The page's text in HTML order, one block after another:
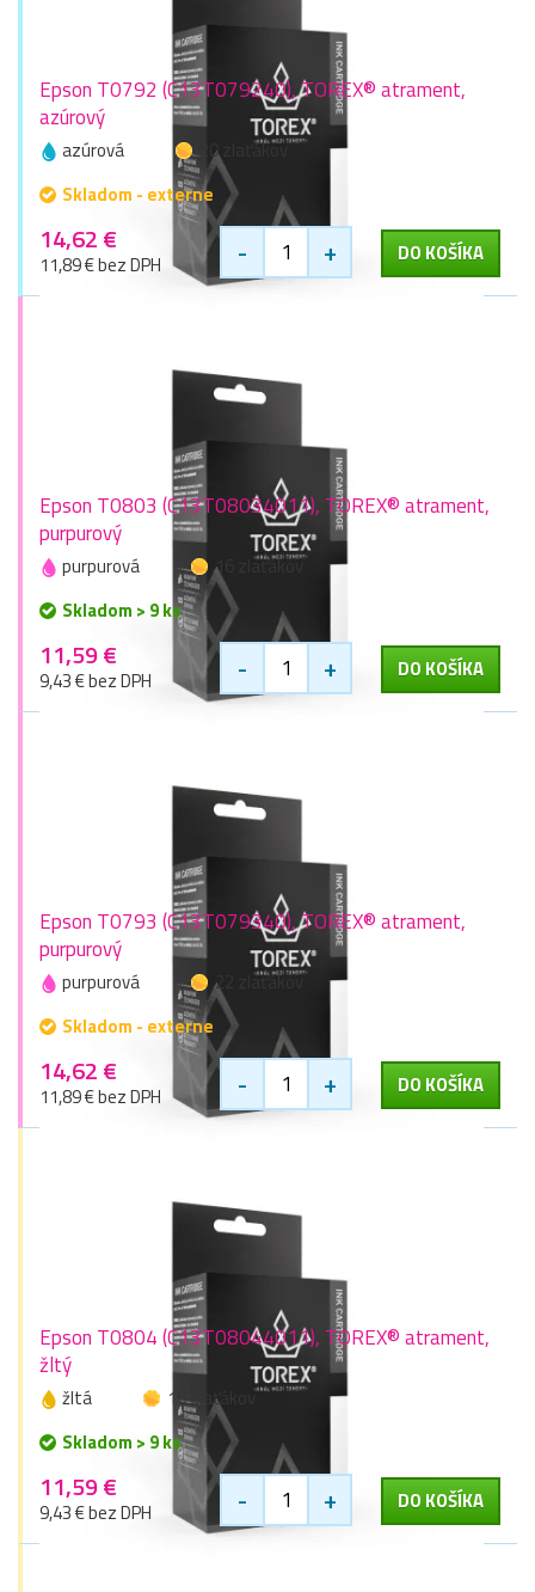
Epson T0792 (C13T079240), TOREX® atrament,
azúrový
azúrová
20 zlaťákov
Skladom - externe
14,62 €
11,89 € bez DPH - + DO KOŠÍKA
Epson T0803 (C13T08034011), TOREX® atrament,
purpurový
purpurová
16 zlaťákov
Skladom > 9 ks
11,59 €
9,43 € bez DPH - + DO KOŠÍKA
Epson T0793 (C13T079340), TOREX® atrament,
purpurový
purpurová
22 zlaťákov
Skladom - externe
14,62 €
11,89 € bez DPH - + DO KOŠÍKA
Epson T0804 (C13T08044011), TOREX® atrament,
žltý
žltá
16 zlaťákov
Skladom > 9 ks
11,59 €
9,43 € bez DPH - + DO KOŠÍKA